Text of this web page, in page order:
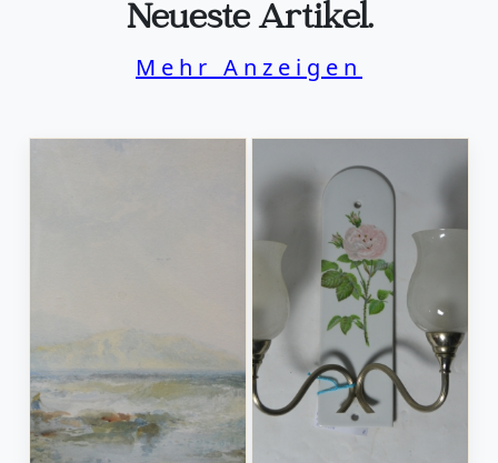
Neueste Artikel.
Mehr Anzeigen